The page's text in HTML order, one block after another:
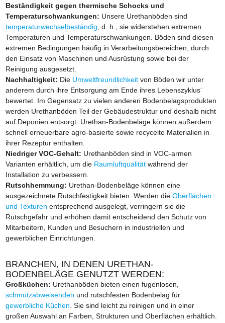
Beständigkeit gegen thermische Schocks und
Temperaturschwankungen: Unsere Urethanböden sind
temperaturwechselbeständig, d. h., sie widerstehen extremen
Temperaturen und Temperaturschwankungen. Böden sind diesen
extremen Bedingungen häufig in Verarbeitungsbereichen, durch
den Einsatz von Maschinen und Ausrüstung sowie bei der
Reinigung ausgesetzt.
Nachhaltigkeit: Die Umweltfreundlichkeit von Böden wir unter
anderem durch ihre Entsorgung am Ende ihres Lebenszyklus‘
bewertet. Im Gegensatz zu vielen anderen Bodenbelagsprodukten
werden Urethanböden Teil der Gebäudestruktur und deshalb nicht
auf Deponien entsorgt. Urethan-Bodenbeläge können außerdem
schnell erneuerbare agro-basierte sowie recycelte Materialien in
ihrer Rezeptur enthalten.
Niedriger VOC-Gehalt: Urethanböden sind in VOC-armen
Varianten erhältlich, um die Raumluftqualität während der
Installation zu verbessern.
Rutschhemmung: Urethan-Bodenbeläge können eine
ausgezeichnete Rutschfestigkeit bieten. Werden dieOberflächen
und Texturenentsprechend ausgelegt, verringern sie die
Rutschgefahr und erhöhen damit entscheidend den Schutz von
Mitarbeitern, Kunden und Besuchern in industriellen und
gewerblichen Einrichtungen.
BRANCHEN, IN DENEN URETHAN-
BODENBELÄGE GENUTZT WERDEN:
Großküchen: Urethanböden bieten einen fugenlosen,
schmutzabweisenden und rutschfesten Bodenbelag für
gewerbliche Küchen. Sie sind leicht zu reinigen und in einer
großen Auswahl an Farben, Strukturen und Oberflächen erhältlich.